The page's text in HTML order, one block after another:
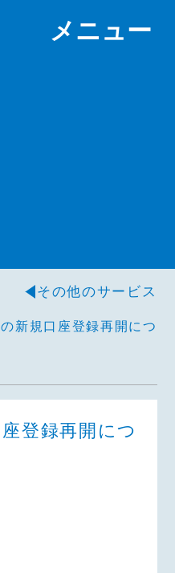
メニュー
その他のサービス
新規口座登録再開につい
登録再開につ